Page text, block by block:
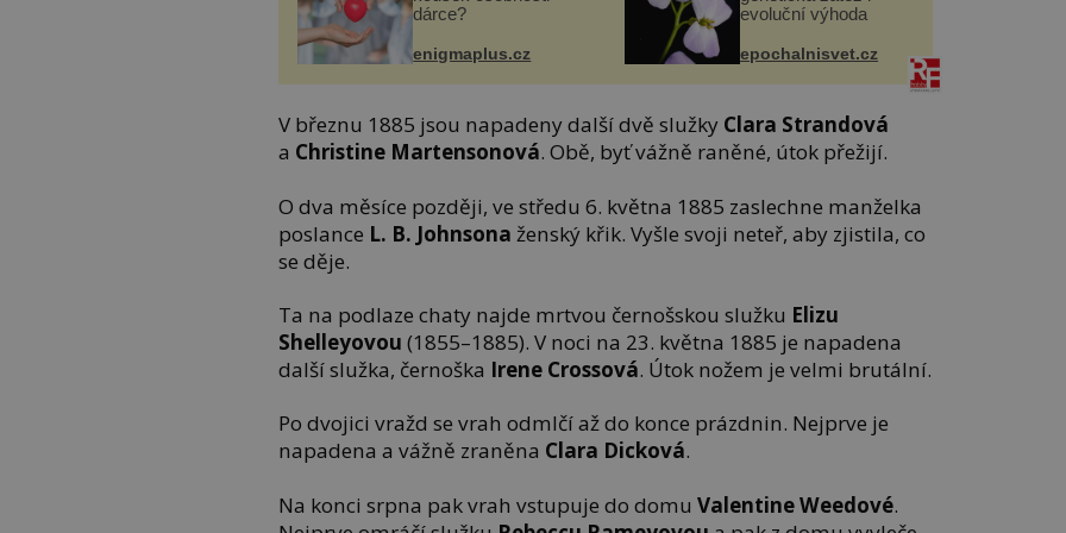
dárce?
enigmaplus.cz
evoluční výhoda
epochalnisvet.cz
V březnu 1885 jsou napadeny další dvě služky Clara Strandová
a Christine Martensonová. Obě, byť vážně raněné, útok přežijí.
O dva měsíce později, ve středu 6. května 1885 zaslechne manželka
poslance L. B. Johnsona ženský křik. Vyšle svoji neteř, aby zjistila, co
se děje.
Ta na podlaze chaty najde mrtvou černošskou služku Elizu
Shelleyovou (1855–1885). V noci na 23. května 1885 je napadena
další služka, černoška Irene Crossová. Útok nožem je velmi brutální.
Po dvojici vražd se vrah odmlčí až do konce prázdnin. Nejprve je
napadena a vážně zraněna Clara Dicková.
Na konci srpna pak vrah vstupuje do domuValentine Weedové.